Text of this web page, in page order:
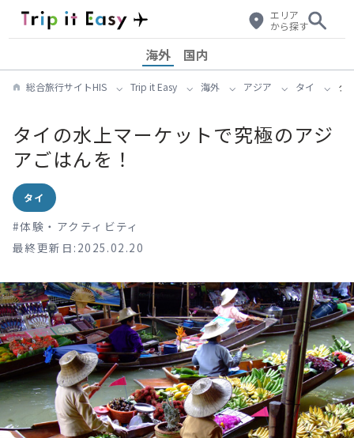
エリア
から探す
海外 国内
総合旅行サイトHIS Trip it Easy 海外 アジア タイ タ
タイの水上マーケットで究極のアジ
アごはんを！
タイ
#体験・アクティビティ
最終更新日:2025.02.20